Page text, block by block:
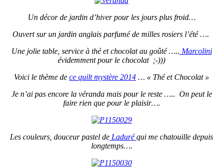
Un décor de jardin d’hiver pour les jours plus froid…
Ouvert sur un jardin anglais parfumé de milles rosiers l’été ….
Une jolie table, service à thé et chocolat au goûté ….. Marcolini
évidemment pour le chocolat ;-)))
Voici le thème de ce quilt mystère 2014 … « Thé et Chocolat »
Je n’ai pas encore la véranda mais pour le reste ….. On peut le
faire rien que pour le plaisir….
Les couleurs, douceur pastel de Laduréqui me chatouille depuis
longtemps….